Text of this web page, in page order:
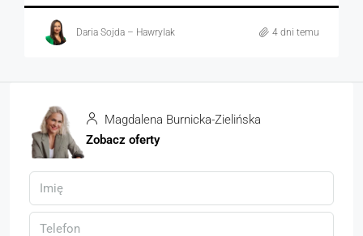
Daria Sojda – Hawrylak 4 dni temu
Magdalena Burnicka-Zielińska
Zobacz oferty